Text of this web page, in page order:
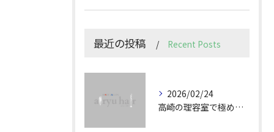
最近の投稿 Recent Posts
2026/02/24
高崎の理容室で極めるメンズカット技術